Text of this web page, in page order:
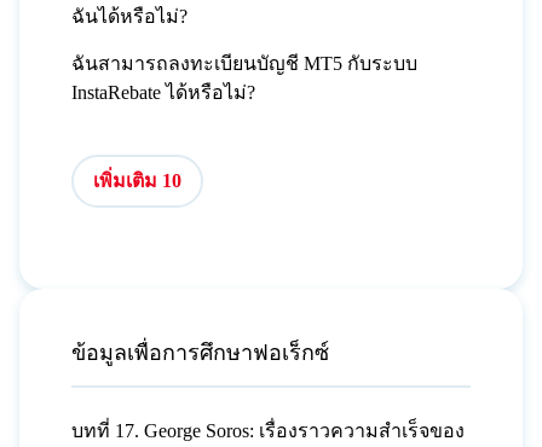
ฉันได้หรือไม่?
ฉันสามารถลงทะเบียนบัญชี MT5 กับระบบ
InstaRebate ได้หรือไม่?
เพิ่มเติม 10
ข้อมูลเพื่อการศึกษาฟอเร็กซ์
บทที่ 17. George Soros: เรื่องราวความสำเร็จของ